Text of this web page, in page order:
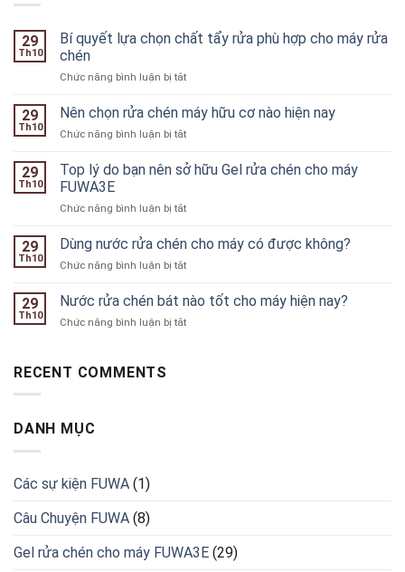
29
Th10
Bí quyết lựa chọn chất tẩy rửa phù hợp cho máy rửa
chén
Chức năng bình luận bị tắtở
quyết
chọn
tẩy
hợp
máy
rửa
29
Th10
Nên chọn rửa chén máy hữu cơ nào hiện nay
Chức năng bình luận bị tắtở
chọn
máy
cơ
hiện
29
Th10
Top lý do bạn nên sở hữu Gel rửa chén cho máy
FUWA3E
Chức năng bình luận bị tắtở
lý
bạn
sở
29
Th10
Dùng nước rửa chén cho máy có được không?
Chức năng bình luận bị tắtở
nước
chén
29
Th10
Nước rửa chén bát nào tốt cho máy hiện nay?
Chức năng bình luận bị tắtở
RECENT COMMENTS
DANH MỤC
Các sự kiện FUWA (1)
Câu Chuyện FUWA (8)
Gel rửa chén cho máy FUWA3E (29)